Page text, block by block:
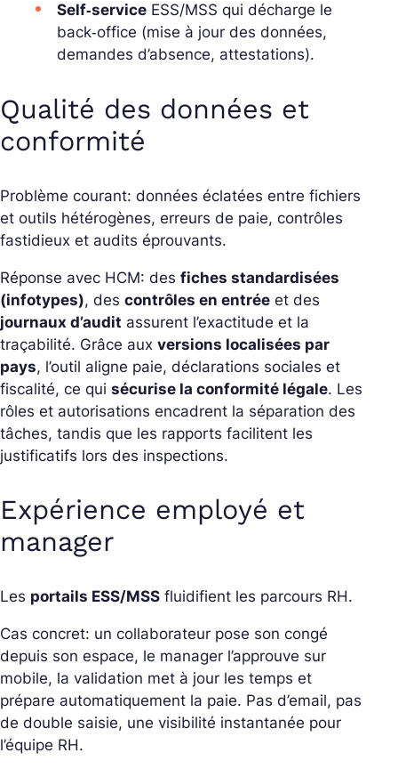
Self‑service ESS/MSS qui décharge le
back‑office (mise à jour des données,
demandes d’absence, attestations).
Qualité des données et
conformité
Problème courant: données éclatées entre fichiers
et outils hétérogènes, erreurs de paie, contrôles
fastidieux et audits éprouvants.
Réponse avec HCM: des fiches standardisées
(infotypes), des contrôles en entrée et des
journaux d’audit assurent l’exactitude et la
traçabilité. Grâce aux versions localisées par
pays, l’outil aligne paie, déclarations sociales et
fiscalité, ce qui sécurise la conformité légale. Les
rôles et autorisations encadrent la séparation des
tâches, tandis que les rapports facilitent les
justificatifs lors des inspections.
Expérience employé et
manager
Les portails ESS/MSS fluidifient les parcours RH.
Cas concret: un collaborateur pose son congé
depuis son espace, le manager l’approuve sur
mobile, la validation met à jour les temps et
prépare automatiquement la paie. Pas d’email, pas
de double saisie, une visibilité instantanée pour
l’équipe RH.